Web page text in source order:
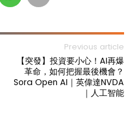
Previous article
【突發】投資要小心！AI再爆
革命，如何把握最後機會？
Sora Open AI｜英偉達NVDA
｜人工智能